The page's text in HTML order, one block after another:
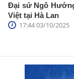
Đại sứ Ngô
Việt tại Hà Lan
17:44 03/10/2025